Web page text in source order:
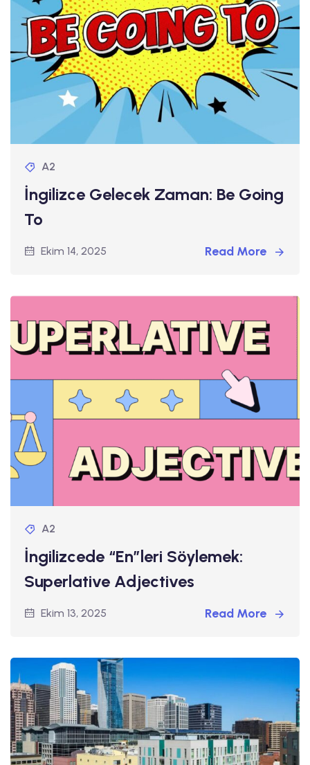
A2
İngilizce Gelecek Zaman: Be Going
To
Ekim 14, 2025 Read More
A2
İngilizcede “En”leri Söylemek:
Superlative Adjectives
Ekim 13, 2025 Read More